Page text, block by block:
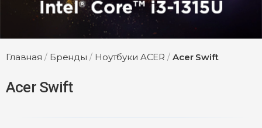
Главная / Бренды / Ноутбуки ACER / Acer Swift
Acer Swift